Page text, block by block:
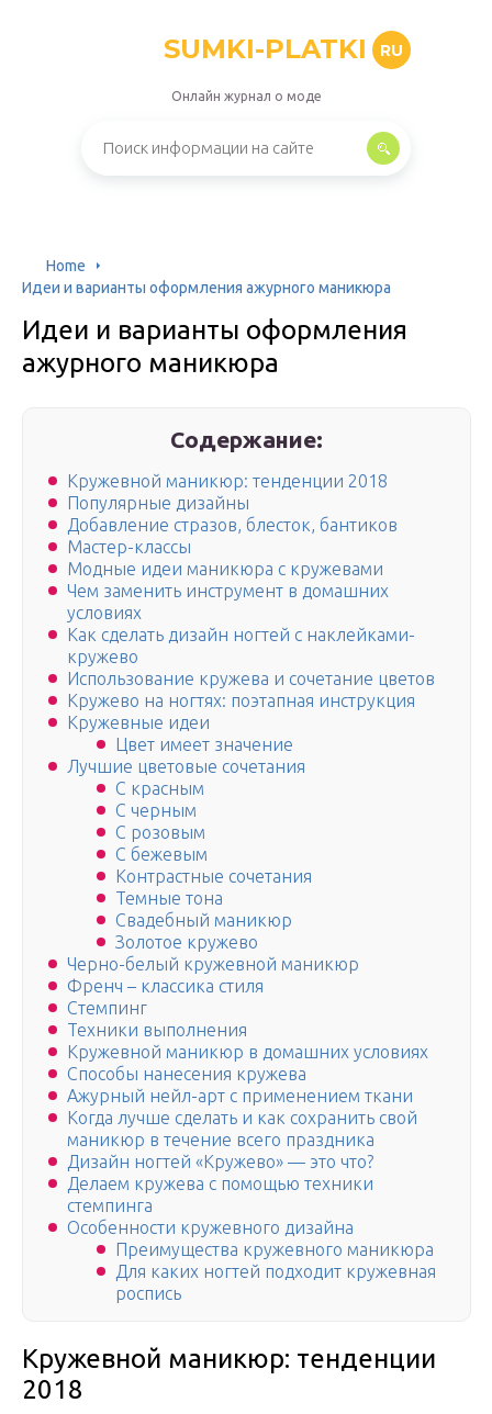
SUMKI-PLATKI RU
Онлайн журнал о моде
Home
Идеи и варианты оформления ажурного маникюра
Идеи и варианты оформления
ажурного маникюра
Содержание:
Кружевной маникюр: тенденции 2018
Популярные дизайны
Добавление стразов, блесток, бантиков
Мастер-классы
Модные идеи маникюра с кружевами
Чем заменить инструмент в домашних
условиях
Как сделать дизайн ногтей с наклейками-
кружево
Использование кружева и сочетание цветов
Кружево на ногтях: поэтапная инструкция
Кружевные идеи
Цвет имеет значение
Лучшие цветовые сочетания
С красным
С черным
С розовым
С бежевым
Контрастные сочетания
Темные тона
Свадебный маникюр
Золотое кружево
Черно-белый кружевной маникюр
Френч – классика стиля
Стемпинг
Техники выполнения
Кружевной маникюр в домашних условиях
Способы нанесения кружева
Ажурный нейл-арт с применением ткани
Когда лучше сделать и как сохранить свой
маникюр в течение всего праздника
Дизайн ногтей «Кружево» — это что?
Делаем кружева с помощью техники
стемпинга
Особенности кружевного дизайна
Преимущества кружевного маникюра
Для каких ногтей подходит кружевная
роспись
Кружевной маникюр: тенденции
2018